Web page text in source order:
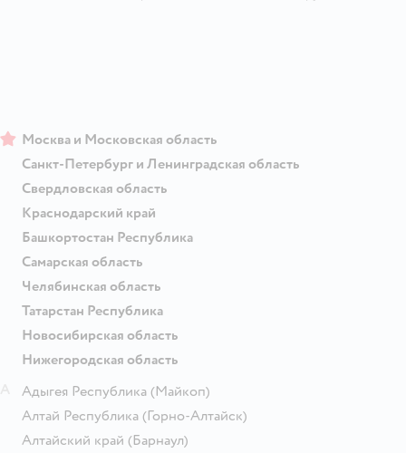
Москва и Московская область
Санкт-Петербург и Ленинградская область
Свердловская область
Краснодарский край
Башкортостан Республика
Самарская область
Челябинская область
Татарстан Республика
Новосибирская область
Нижегородская область
Адыгея Республика (Майкоп)
Алтай Республика (Горно-Алтайск)
Алтайский край (Барнаул)